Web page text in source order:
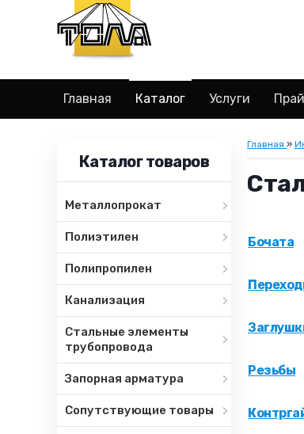
Главная Каталог Услуги
Каталог товаров
Металлопрокат
Полиэтилен
Полипропилен
Канализация
Стальные элементы
трубопровода
Запорная арматура
Сопутствующие товары
Главная »
Бочата
Резьбы